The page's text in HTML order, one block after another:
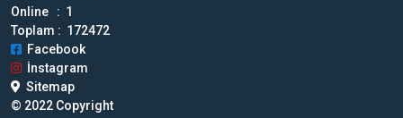
Online : 1
Toplam : 172472
Facebook
İnstagram
Sitemap
© 2022 Copyright